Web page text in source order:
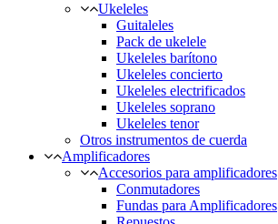
Ukeleles
Guitaleles
Pack de ukelele
Ukeleles barítono
Ukeleles concierto
Ukeleles electrificados
Ukeleles soprano
Ukeleles tenor
Otros instrumentos de cuerda
Amplificadores
Accesorios para amplificadores
Conmutadores
Fundas para Amplificadores